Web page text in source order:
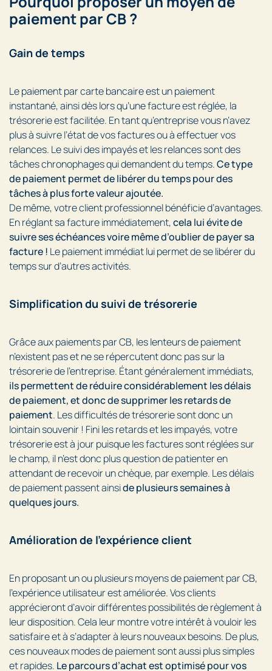
paiement par CB ?
Gain de temps
Le paiement par carte bancaire est un paiement
instantané, ainsi dès lors qu’une facture est réglée, la
trésorerie est facilitée. En tant qu’entreprise vous n’avez
plus à suivre l’état de vos factures ou à effectuer vos
relances. Le suivi des impayés et les relances sont des
tâches chronophages qui demandent du temps.Ce type
de paiement permet de libérer du temps pour des
tâches à plus forte valeur ajoutée.
De même, votre client professionnel bénéficie d’avantages.
En réglant sa facture immédiatement,cela lui évite de
suivre ses échéances voire même d’oublier de payer sa
facture ! Le paiement immédiat lui permet de se libérer du
temps sur d’autres activités.
Simplification du suivi de trésorerie
Grâce aux paiements par CB, les lenteurs de paiement
n’existent pas et ne se répercutent donc pas sur la
trésorerie de l’entreprise. Étant généralement immédiats,
ils permettent de réduire considérablement les délais
de paiement, et donc de supprimer les retards de
paiement. Les difficultés de trésorerie sont donc un
lointain souvenir ! Fini les retards et les impayés, votre
trésorerie est à jour puisque les factures sont réglées sur
le champ, il n’est donc plus question de patienter en
attendant de recevoir un chèque, par exemple. Les délais
de paiement passent ainside plusieurs semaines à
quelques jours.
Amélioration de l’expérience client
En proposant un ou plusieurs moyens de paiement par CB,
l’expérience utilisateur est améliorée. Vos clients
apprécieront d’avoir différentes possibilités de règlement à
leur disposition. Cela leur montre votre intérêt à vouloir les
satisfaire et à s’adapter à leurs nouveaux besoins. De plus,
ces nouveaux modes de paiement sont aussi plus simples
et rapides. Le parcours d’achat est optimisé pour vos